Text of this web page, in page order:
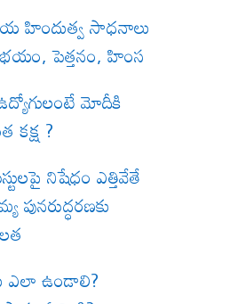
హిందుత్వ సాధనాలు
పెత్తనం, హింస
మోదీకి
కక్ష ?
నిషేధం ఎత్తివేతే
పునరుద్ధరణకు
ఎలా ఉండాలి?